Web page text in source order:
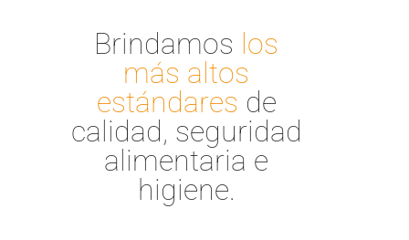
Brindamos los
más altos
estándares de
calidad, seguridad
alimentaria e
higiene.